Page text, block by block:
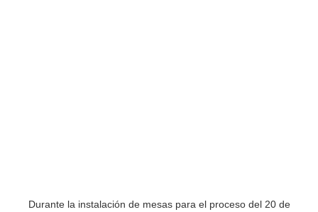
Durante la instalación de mesas para el proceso del 20 de